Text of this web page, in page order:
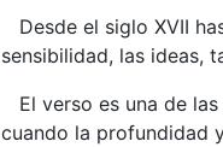
Desde el siglo XVII
sensibilidad, las ideas,
El verso es una de
cuando la profundidad